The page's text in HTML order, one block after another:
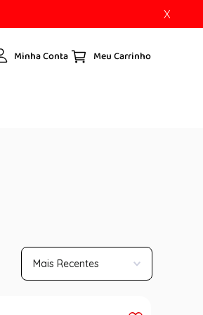
X
Minha Conta
Mais Recentes